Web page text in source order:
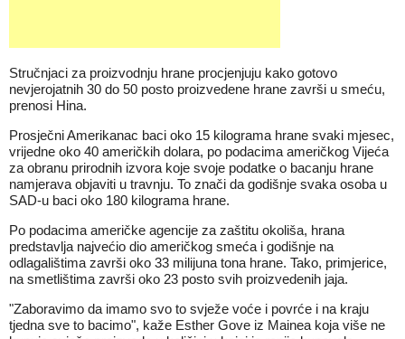
Stručnjaci za proizvodnju hrane procjenjuju kako gotovo
nevjerojatnih 30 do 50 posto proizvedene hrane završi u smeću,
prenosi Hina.
Prosječni Amerikanac baci oko 15 kilograma hrane svaki mjesec,
vrijedne oko 40 američkih dolara, po podacima američkog Vijeća
za obranu prirodnih izvora koje svoje podatke o bacanju hrane
namjerava objaviti u travnju. To znači da godišnje svaka osoba u
SAD-u baci oko 180 kilograma hrane.
Po podacima američke agencije za zaštitu okoliša, hrana
predstavlja najvećio dio američkog smeća i godišnje na
odlagalištima završi oko 33 milijuna tona hrane. Tako, primjerice,
na smetlištima završi oko 23 posto svih proizvedenih jaja.
"Zaboravimo da imamo svo to svježe voće i povrće i na kraju
tjedna sve to bacimo", kaže Esther Gove iz Mainea koja više ne